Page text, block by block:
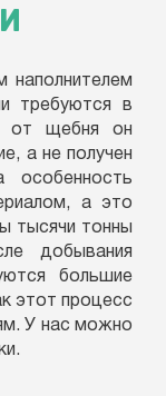
наполнителем
требуются в
от щебня он
а не получен
а это
тысячи тонны
добывания
большие
этот процесс
У нас можно